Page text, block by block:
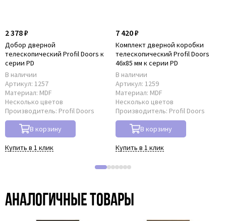
2 378 ₽
Добор дверной
телескопический Profil Doors к
серии PD
В наличии
Артикул: 1257
Материал: MDF
Несколько цветов
Производитель: Profil Doors
В корзину
Купить в 1 клик
7 420 ₽
Комплект дверной коробки
телескопический Profil Doors
46x85 мм к серии PD
В наличии
Артикул: 1259
Материал: MDF
Несколько цветов
Производитель: Profil Doors
В корзину
Купить в 1 клик
Аналогичные товары